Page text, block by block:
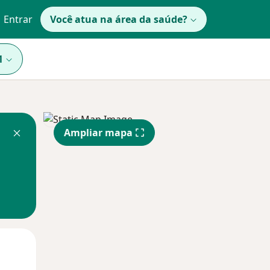
Entrar Você atua na área da saúde?
Ampliar mapa